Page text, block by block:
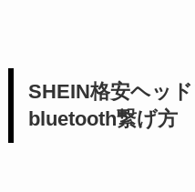
SHEIN格安ヘッ
bluetooth繋げ方